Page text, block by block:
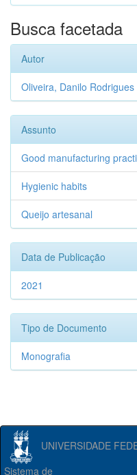
Busca facetada
Autor
Oliveira, Danilo Rodrigues
Assunto
Good manufacturing
Hygienic habits
Queijo artesanal
Data de Publicação
2021
Tipo de Documento
Monografia
UNIVERSIDADE
Sistema de